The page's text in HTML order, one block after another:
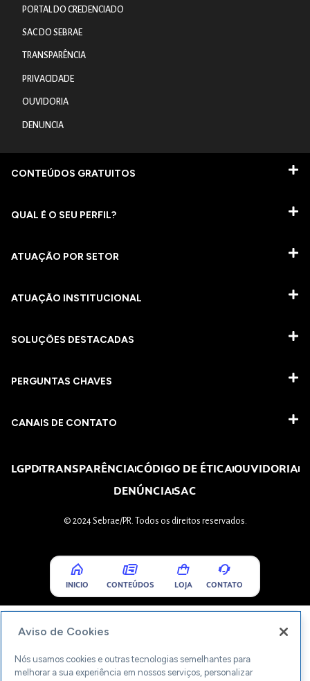
PORTAL DO CREDENCIADO
SAC DO SEBRAE
TRANSPARÊNCIA
PRIVACIDADE
OUVIDORIA
DENUNCIA
CONTEÚDOS GRATUITOS
QUAL É O SEU PERFIL?
ATUAÇÃO POR SETOR
ATUAÇÃO INSTITUCIONAL
SOLUÇÕES DESTACADAS
PERGUNTAS CHAVES​
CANAIS DE CONTATO
LGPDTRANSPARÊNCIACÓDIGO DE ÉTICAOUVIDORIA
DENÚNCIASAC
© 2024 Sebrae/PR. Todos os direitos reservados.
INICIO CONTEÚDOS LOJA CONTATO
Aviso de Cookies
Nós usamos cookies e outras tecnologias semelhantes para
melhorar a sua experiência em nossos serviços, personalizar